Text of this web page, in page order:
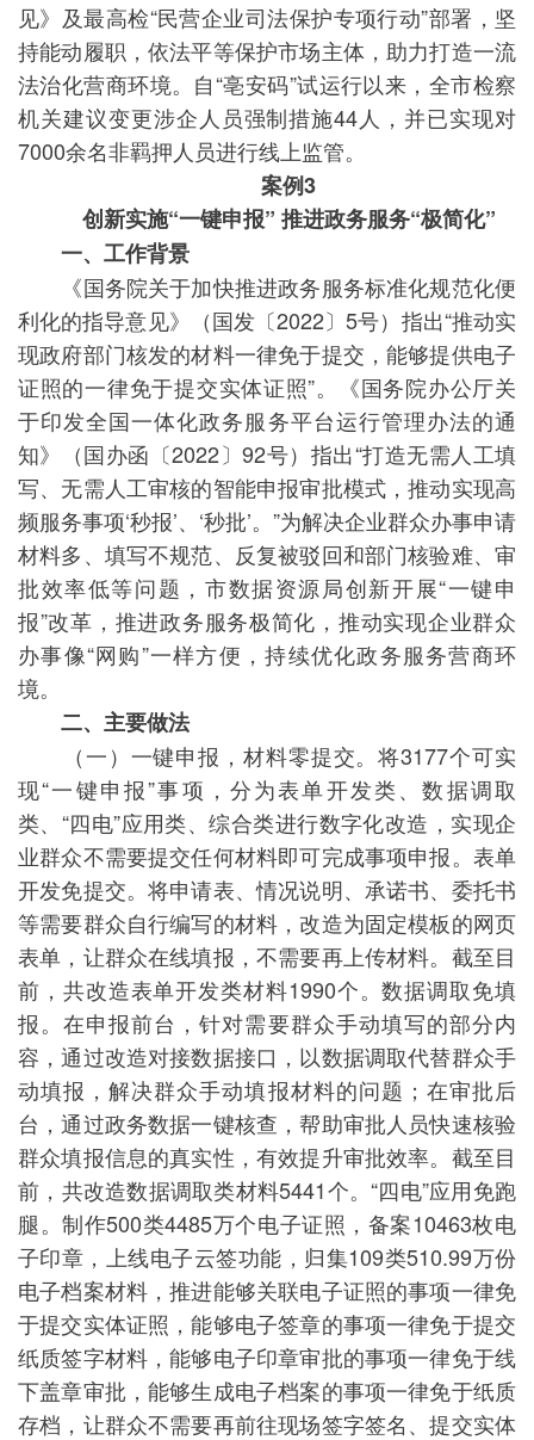
见》及最高检“民营企业司法保护专项行动”部署，坚
持能动履职，依法平等保护市场主体，助力打造一流
法治化营商环境。自“亳安码”试运行以来，全市检察
机关建议变更涉企人员强制措施44人，并已实现对
7000余名非羁押人员进行线上监管。
案例3
创新实施“一键申报” 推进政务服务“极简化”
一、工作背景
《国务院关于加快推进政务服务标准化规范化便
利化的指导意见》（国发〔2022〕5号）指出“推动实
现政府部门核发的材料一律免于提交，能够提供电子
证照的一律免于提交实体证照”。《国务院办公厅关
于印发全国一体化政务服务平台运行管理办法的通
知》（国办函〔2022〕92号）指出“打造无需人工填
写、无需人工审核的智能申报审批模式，推动实现高
频服务事项‘秒报’、‘秒批’。”为解决企业群众办事申请
材料多、填写不规范、反复被驳回和部门核验难、审
批效率低等问题，市数据资源局创新开展“一键申
报”改革，推进政务服务极简化，推动实现企业群众
办事像“网购”一样方便，持续优化政务服务营商环
境。
二、主要做法
（一）一键申报，材料零提交。将3177个可实
现“一键申报”事项，分为表单开发类、数据调取
类、“四电”应用类、综合类进行数字化改造，实现企
业群众不需要提交任何材料即可完成事项申报。表单
开发免提交。将申请表、情况说明、承诺书、委托书
等需要群众自行编写的材料，改造为固定模板的网页
表单，让群众在线填报，不需要再上传材料。截至目
前，共改造表单开发类材料1990个。数据调取免填
报。在申报前台，针对需要群众手动填写的部分内
容，通过改造对接数据接口，以数据调取代替群众手
动填报，解决群众手动填报材料的问题；在审批后
台，通过政务数据一键核查，帮助审批人员快速核验
群众填报信息的真实性，有效提升审批效率。截至目
前，共改造数据调取类材料5441个。“四电”应用免跑
腿。制作500类4485万个电子证照，备案10463枚电
子印章，上线电子云签功能，归集109类510.99万份
电子档案材料，推进能够关联电子证照的事项一律免
于提交实体证照，能够电子签章的事项一律免于提交
纸质签字材料，能够电子印章审批的事项一律免于线
下盖章审批，能够生成电子档案的事项一律免于纸质
存档，让群众不需要再前往现场签字签名、提交实体